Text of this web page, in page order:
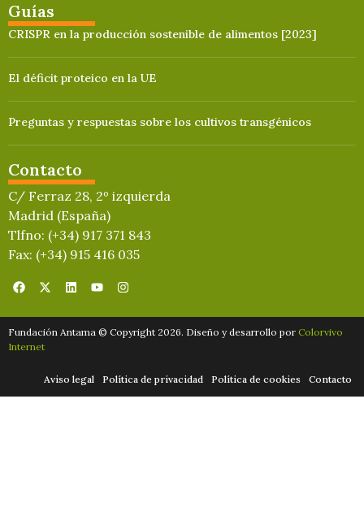
Guías
CRISPR en la producción sostenible de alimentos [2023]
El déficit proteico en la UE
Preguntas y respuestas sobre los cultivos transgénicos
Contacto
C/ Ferraz 28, 2º izquierda
Madrid (España)
Tlfno: (+34) 917 371 843
Fax: (+34) 915 416 035
Fundación Antama © Copyright 2026. Diseño y desarrollo por Colorvivo
Internet
Aviso legal Política de privacidad Política de cookies Contacto